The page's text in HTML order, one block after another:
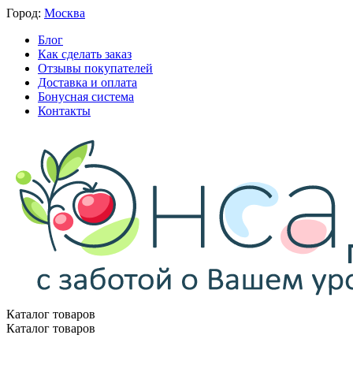
Город: Москва
Блог
Как сделать заказ
Отзывы покупателей
Доставка и оплата
Бонусная система
Контакты
Каталог товаров
Каталог товаров